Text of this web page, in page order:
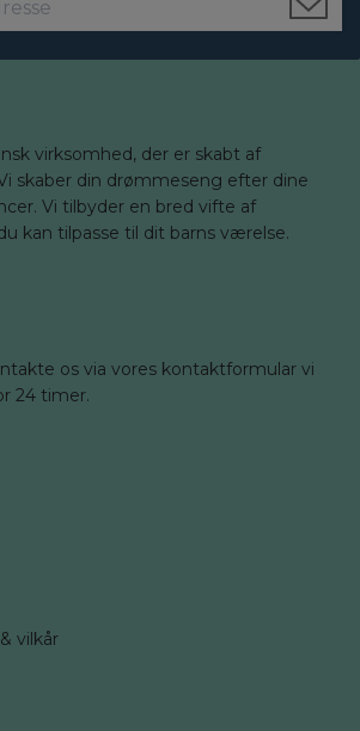
virksomhed, der er skabt af
skaber din drømmeseng efter dine
Vi tilbyder en bred vifte af
kan tilpasse til dit barns værelse.
os via vores kontaktformular vi
24 timer.
vilkår